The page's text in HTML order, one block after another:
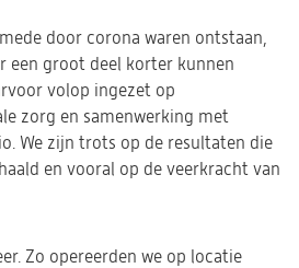
door corona waren ontstaan,
een groot deel korter kunnen
volop ingezet op
zorg en samenwerking met
We zijn trots op de resultaten die
en vooral op de veerkracht van
Zo opereerden we op locatie